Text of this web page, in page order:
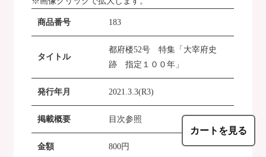
商品番号 183
タイトル
都府楼52号 特集「大宰府史
跡 指定１００年」
発行年月 2021.3.3(R3)
掲載概要 目次参照
金額 800円
カートを見る